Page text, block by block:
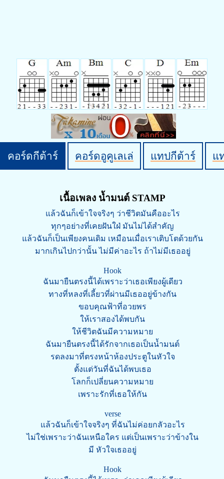
คอร์ดกีต้าร์ คอร์ดอูคูเลเล่ แทปกีต้าร์ แ
เนื้อเพลง น้ำมนต์ STAMP
แล้วฉันก็เข้าใจจริงๆ ว่าชีวิตมันคืออะไร
ทุกๆอย่างที่เคยฝันใฝ่ มันไม่ได้สำคัญ
แล้วฉันก็เป็นเพียงคนเดิม เหมือนเมื่อเราเติบโตด้วยกัน
มากเกินไปกว่านั้น ไม่มีค่าอะไร ถ้าไม่มีเธออยู่
Hook
ฉันมายืนตรงนี้ได้เพราะว่าเธอเพียงผู้เดียว
ทางที่หลงที่เลี้ยวที่ผ่านมีเธออยู่ข้างกัน
ขอบคุณฟ้าที่อวยพร
ให้เราสองได้พบกัน
ให้ชีวิตฉันมีความหมาย
ฉันมายืนตรงนี้ได้รักจากเธอเป็นน้ำมนต์
รดลงมาที่ตรงหน้าห้องประตูในหัวใจ
ตั้งแต่วันที่ฉันได้พบเธอ
โลกก็เปลี่ยนความหมาย
เพราะรักที่เธอให้กัน
verse
แล้วฉันก็เข้าใจจริงๆ ที่ฉันไม่ค่อยกลัวอะไร
ไม่ใช่เพราะว่าฉันเหนือใคร แต่เป็นเพราะว่าข้างใน
มี หัวใจเธออยู่
Hook